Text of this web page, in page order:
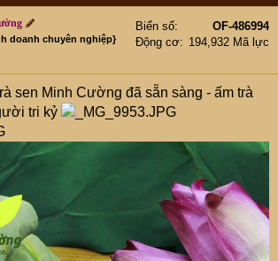
doanh chuyên nghiệp}
Biển số
OF-486994
Động cơ
194,932 Mã lực
sen Minh Cường đã sẵn sàng - ấm trà
tri kỷ